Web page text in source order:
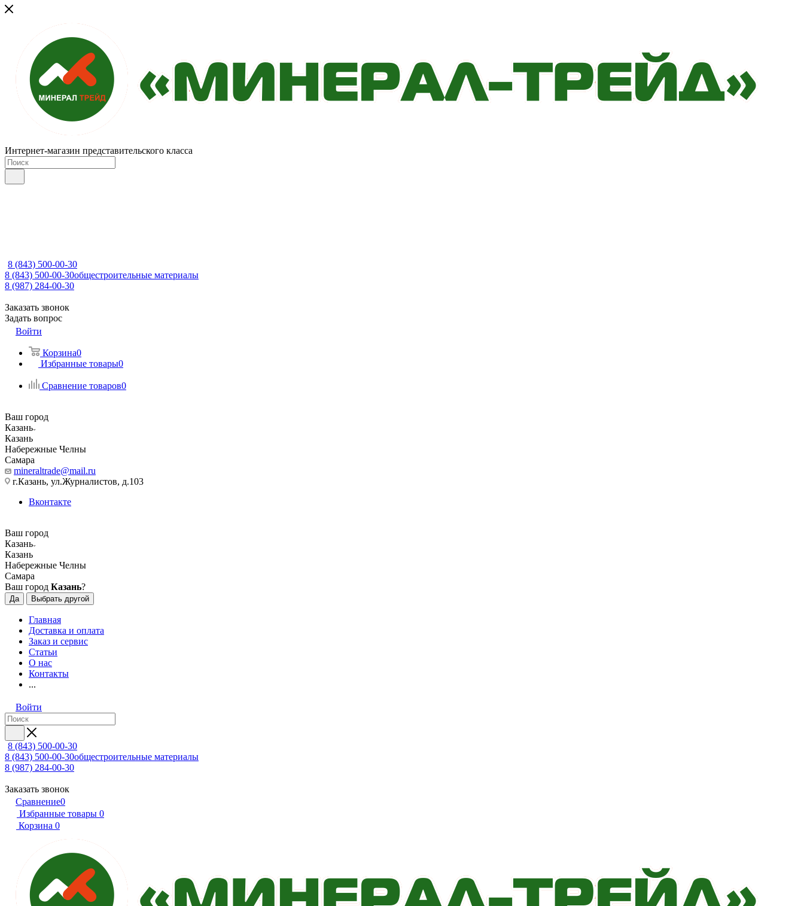
Интернет-магазин представительского класса
8 (843) 500-00-30
8 (843) 500-00-30общестроительные материалы
8 (987) 284-00-30
Заказать звонок
Задать вопрос
Войти
Корзина0
Избранные товары0
Сравнение товаров0
Ваш город
Казань
Казань
Набережные Челны
Самара
mineraltrade@mail.ru
г.Казань, ул.Журналистов, д.103
Вконтакте
Ваш город
Казань
Казань
Набережные Челны
Самара
Ваш город Казань?
Да Выбрать другой
Главная
Доставка и оплата
Заказ и сервис
Статьи
О нас
Контакты
...
Войти
8 (843) 500-00-30
8 (843) 500-00-30общестроительные материалы
8 (987) 284-00-30
Заказать звонок
Сравнение0
Избранные товары 0
Корзина 0